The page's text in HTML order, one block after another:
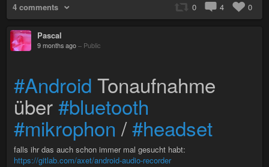
4 comments 0 4 0
Pascal
9 months ago – Public
#Android Tonaufnahme
über#bluetooth
#mikrophon /#headset
falls ihr das auch schon immer mal gesucht habt:
https://gitlab.com/axet/android-audio-recorder